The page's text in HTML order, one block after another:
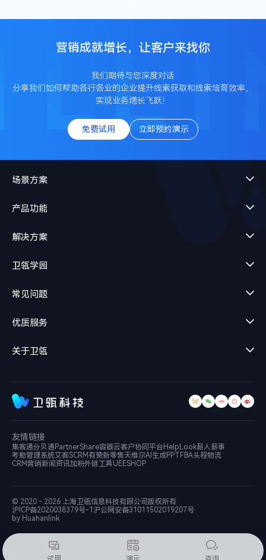
营销成就增长，让客户来找你
我们期待与您深度对话
分享我们如何帮助各行各业的企业提升线索获取和线索培育效率，
实现业务增长飞跃！
免费试用 立即预约演示
场景方案
产品功能
解决方案
卫瓴学园
常见问题
优质服务
关于卫瓴
友情链接
集客通分贝通 PartnerShare容器云客户协同平台 HelpLook薪人薪事
考勤管理系统艾客SCRM有赞新零售天维尔AI生成PPT
FBA头程物流
CRM营销新闻资讯加粉外链工具UEESHOP
© 2020 - 2026 上海卫瓴信息科技有限公司 版权所有
沪ICP备2020038379号-1 沪公网安备31011502019207号
by Huahanlink